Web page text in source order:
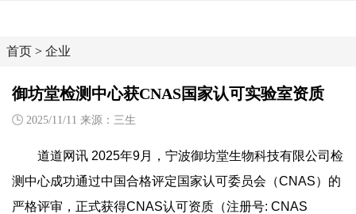
首页 > 企业
御坊堂检测中心获CNAS国家认可实验室资质
2025/11/11 来源：三生
道道网讯 2025年9月，宁波御坊堂生物科技有限公司检
测中心成功通过中国合格评定国家认可委员会（CNAS）的
严格评审，正式获得CNAS认可资质（注册号: CNAS